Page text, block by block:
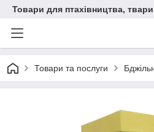
Товари для птахівництва,
Товари та послуги